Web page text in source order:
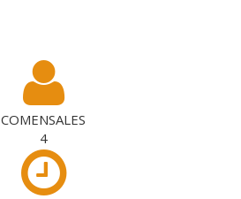
COMENSALES
4